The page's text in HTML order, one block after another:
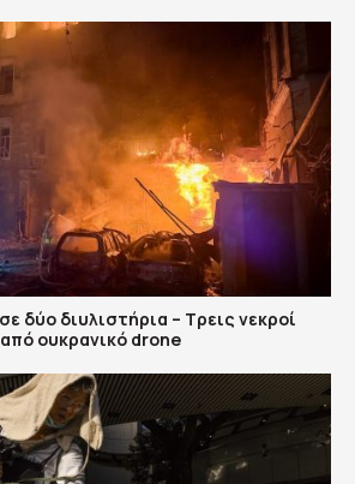
δύο διυλιστήρια – Τρεις νεκροί
ουκρανικό drone